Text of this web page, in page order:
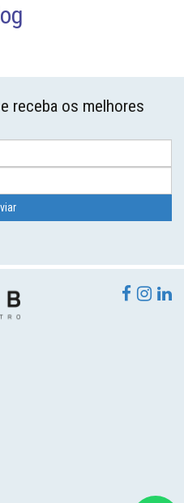
receba os melhores